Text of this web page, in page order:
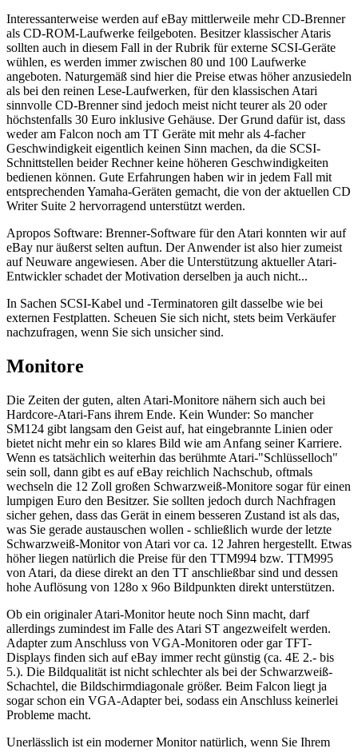
Interessanterweise werden auf eBay mittlerweile mehr CD-Brenner
als CD-ROM-Laufwerke feilgeboten. Besitzer klassischer Ataris
sollten auch in diesem Fall in der Rubrik für externe SCSI-Geräte
wühlen, es werden immer zwischen 80 und 100 Laufwerke
angeboten. Naturgemäß sind hier die Preise etwas höher anzusiedeln
als bei den reinen Lese-Laufwerken, für den klassischen Atari
sinnvolle CD-Brenner sind jedoch meist nicht teurer als 20 oder
höchstenfalls 30 Euro inklusive Gehäuse. Der Grund dafür ist, dass
weder am Falcon noch am TT Geräte mit mehr als 4-facher
Geschwindigkeit eigentlich keinen Sinn machen, da die SCSI-
Schnittstellen beider Rechner keine höheren Geschwindigkeiten
bedienen können. Gute Erfahrungen haben wir in jedem Fall mit
entsprechenden Yamaha-Geräten gemacht, die von der aktuellen CD
Writer Suite 2 hervorragend unterstützt werden.
Apropos Software: Brenner-Software für den Atari konnten wir auf
eBay nur äußerst selten auftun. Der Anwender ist also hier zumeist
auf Neuware angewiesen. Aber die Unterstützung aktueller Atari-
Entwickler schadet der Motivation derselben ja auch nicht...
In Sachen SCSI-Kabel und -Terminatoren gilt dasselbe wie bei
externen Festplatten. Scheuen Sie sich nicht, stets beim Verkäufer
nachzufragen, wenn Sie sich unsicher sind.
Monitore
Die Zeiten der guten, alten Atari-Monitore nähern sich auch bei
Hardcore-Atari-Fans ihrem Ende. Kein Wunder: So mancher
SM124 gibt langsam den Geist auf, hat eingebrannte Linien oder
bietet nicht mehr ein so klares Bild wie am Anfang seiner Karriere.
Wenn es tatsächlich weiterhin das berühmte Atari-"Schlüsselloch"
sein soll, dann gibt es auf eBay reichlich Nachschub, oftmals
wechseln die 12 Zoll großen Schwarzweiß-Monitore sogar für einen
lumpigen Euro den Besitzer. Sie sollten jedoch durch Nachfragen
sicher gehen, dass das Gerät in einem besseren Zustand ist als das,
was Sie gerade austauschen wollen - schließlich wurde der letzte
Schwarzweiß-Monitor von Atari vor ca. 12 Jahren hergestellt. Etwas
höher liegen natürlich die Preise für den TTM994 bzw. TTM995
von Atari, da diese direkt an den TT anschließbar sind und dessen
hohe Auflösung von 128o x 96o Bildpunkten direkt unterstützen.
Ob ein originaler Atari-Monitor heute noch Sinn macht, darf
allerdings zumindest im Falle des Atari ST angezweifelt werden.
Adapter zum Anschluss von VGA-Monitoren oder gar TFT-
Displays finden sich auf eBay immer recht günstig (ca. 4E 2.- bis
5.). Die Bildqualität ist nicht schlechter als bei der Schwarzweiß-
Schachtel, die Bildschirmdiagonale größer. Beim Falcon liegt ja
sogar schon ein VGA-Adapter bei, sodass ein Anschluss keinerlei
Probleme macht.
Unerlässlich ist ein moderner Monitor natürlich, wenn Sie Ihrem